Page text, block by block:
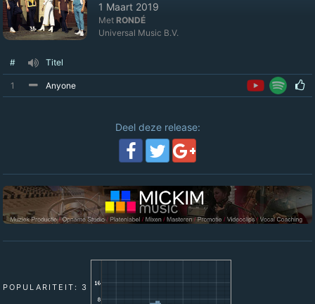
1 Maart 2019
Met RONDÉ
Universal Music B.V.
# Titel
1 Anyone
Deel deze release:
POPULARITEIT: 3